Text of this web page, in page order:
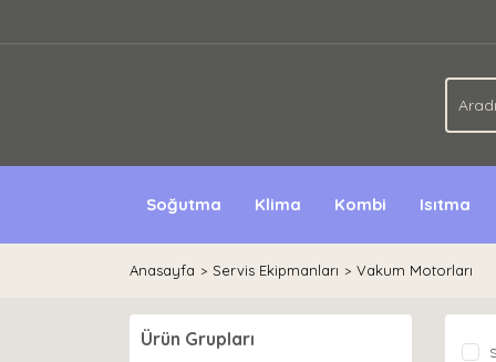
Soğutma Klima Kombi Isıtma
Anasayfa Servis Ekipmanları Vakum Motorları
Ürün Grupları